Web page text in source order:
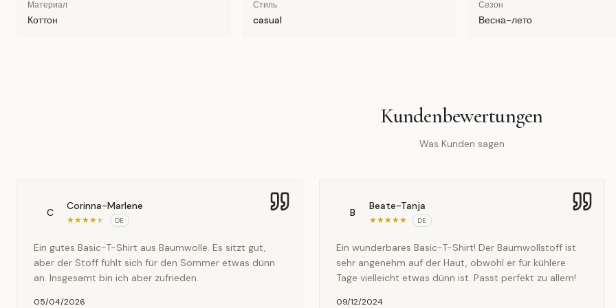
Материал
Коттон
Стиль
casual
Сезон
Весна-лето
Kundenbewertungen
Was Kunden sagen
C
Corinna-Marlene
★★★★★ DE
Ein gutes Basic-T-Shirt aus Baumwolle. Es sitzt gut,
aber der Stoff fühlt sich für den Sommer etwas dünn
an. Insgesamt bin ich aber zufrieden.
05/04/2026
B
Beate-Tanja
★★★★★ DE
Ein wunderbares Basic-T-Shirt! Der Baumwollstoff ist
sehr angenehm auf der Haut, obwohl er für kühlere
Tage vielleicht etwas dünn ist. Passt perfekt zu allem!
09/12/2024